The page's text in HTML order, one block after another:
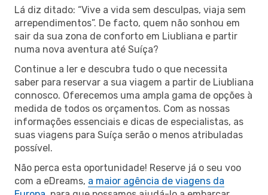
Lá diz ditado: “Vive a vida sem desculpas, viaja sem
arrependimentos”. De facto, quem não sonhou em
sair da sua zona de conforto em Liubliana e partir
numa nova aventura até Suíça?
Continue a ler e descubra tudo o que necessita
saber para reservar a sua viagem a partir de Liubliana
connosco. Oferecemos uma ampla gama de opções à
medida de todos os orçamentos. Com as nossas
informações essenciais e dicas de especialistas, as
suas viagens para Suíça serão o menos atribuladas
possível.
Não perca esta oportunidade! Reserve já o seu voo
com a eDreams, a maior agência de viagens da